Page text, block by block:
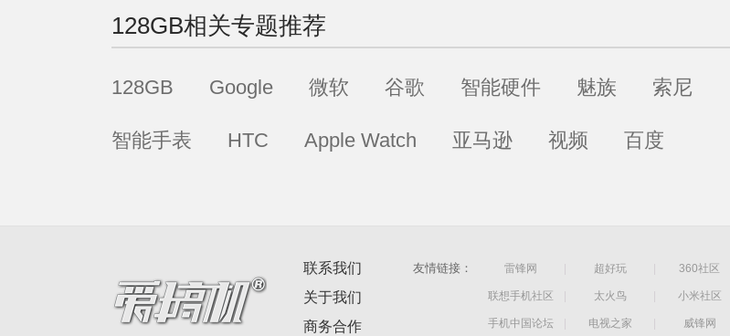
128GB相关专题推荐
128GB Google 微软 谷歌 智能硬件 魅族 索尼
智能手表 HTC Apple Watch 亚马逊 视频 百度
联系我们
关于我们
商务合作
友情链接： 雷锋网 超好玩 360社区
联想手机社区 太火鸟 小米社区
手机中国论坛 电视之家 威锋网